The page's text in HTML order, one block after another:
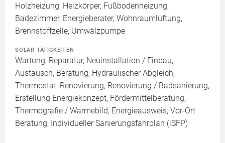
Holzheizung, Heizkörper, Fußbodenheizung,
Badezimmer, Energieberater, Wohnraumlüftung,
Brennstoffzelle, Umwälzpumpe
SOLAR TÄTIGKEITEN
Wartung, Reparatur, Neuinstallation / Einbau,
Austausch, Beratung, Hydraulischer Abgleich,
Thermostat, Renovierung, Renovierung / Badsanierung,
Erstellung Energiekonzept, Fördermittelberatung,
Thermografie / Wärmebild, Energieausweis, Vor-Ort
Beratung, Individueller Sanierungsfahrplan (iSFP)